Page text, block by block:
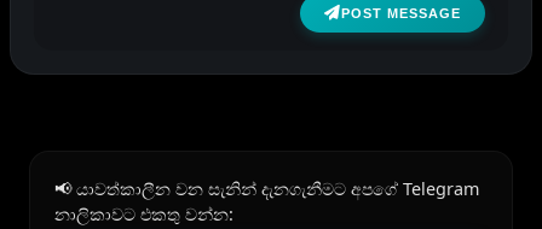
POST MESSAGE
📢 යාවත්කාලීන වන සැනින් දැනගැනීමට අපගේ Telegram
නාලිකාවට එකතු වන්න: